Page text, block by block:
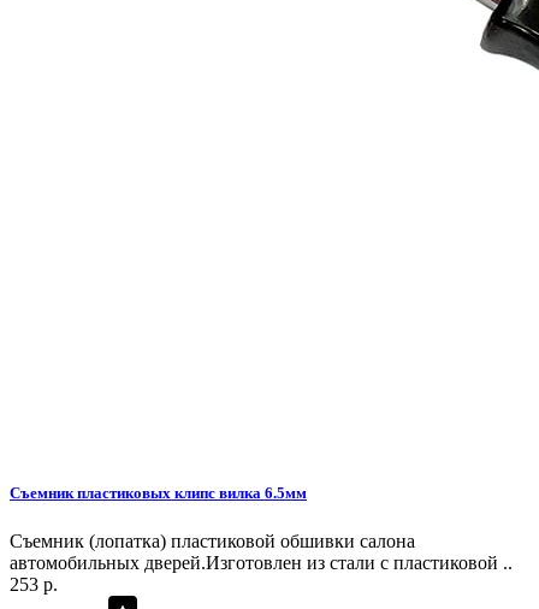
Съемник пластиковых клипс вилка 6.5мм
Съемник (лопатка) пластиковой обшивки салона
автомобильных дверей.Изготовлен из стали с пластиковой ..
253 р.